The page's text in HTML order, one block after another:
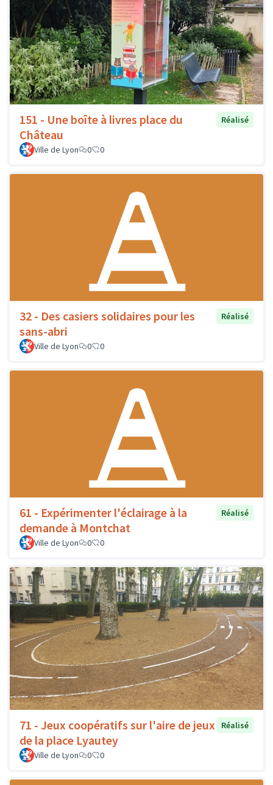
151 - Une boîte à livres place du
Château
Réalisé
Ville de Lyon 0 0
32 - Des casiers solidaires pour les
sans-abri
Réalisé
Ville de Lyon 0 0
61 - Expérimenter l'éclairage à la
demande à Montchat
Réalisé
Ville de Lyon 0 0
71 - Jeux coopératifs sur l'aire de jeux
de la place Lyautey
Réalisé
Ville de Lyon 0 0